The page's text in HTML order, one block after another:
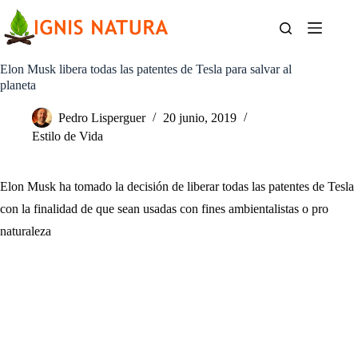
contenido
Elon Musk libera todas las patentes de Tesla para salvar al
planeta
Pedro Lisperguer
20 junio, 2019
Estilo de Vida
Elon Musk ha tomado la decisión de liberar todas las patentes de Tesla
con la finalidad de que sean usadas con fines ambientalistas o pro
naturaleza